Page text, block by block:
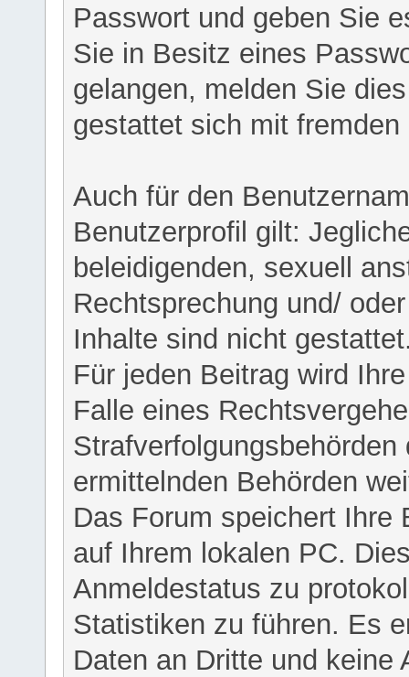
Passwort und geben Sie
Sie in Besitz eines
gelangen, melden Sie
gestattet sich mit
Auch für den
Benutzerprofil gilt:
beleidigenden, sexuell
Rechtsprechung und/
Inhalte sind nicht
Für jeden Beitrag wird
Falle eines
ermittelnden Behörden
Das Forum speichert Ihre
auf Ihrem lokalen PC.
Anmeldestatus zu
Statistiken zu führen. Es
Daten an Dritte und keine